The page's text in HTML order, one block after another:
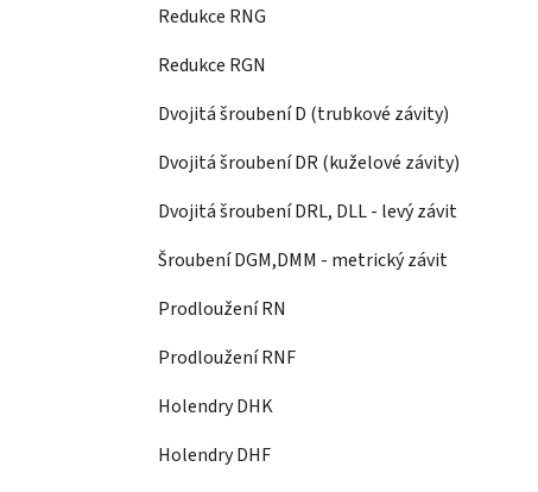
Redukce RNG
Redukce RGN
Dvojitá šroubení D (trubkové závity)
Dvojitá šroubení DR (kuželové závity)
Dvojitá šroubení DRL, DLL - levý závit
Šroubení DGM,DMM - metrický závit
Prodloužení RN
Prodloužení RNF
Holendry DHK
Holendry DHF